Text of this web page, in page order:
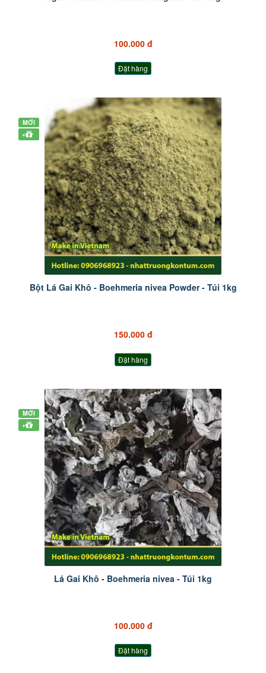
100.000 đ
Đặt hàng
MỚI
+
Bột Lá Gai Khô - Boehmeria nivea Powder - Túi 1kg
150.000 đ
Đặt hàng
MỚI
+
Lá Gai Khô - Boehmeria nivea - Túi 1kg
100.000 đ
Đặt hàng